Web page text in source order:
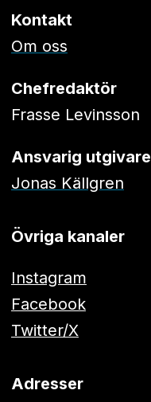
Kontakt
Om oss
Chefredaktör
Frasse Levinsson
Ansvarig utgivare
Jonas Källgren
Övriga kanaler
Instagram
Facebook
Twitter/X
Adresser